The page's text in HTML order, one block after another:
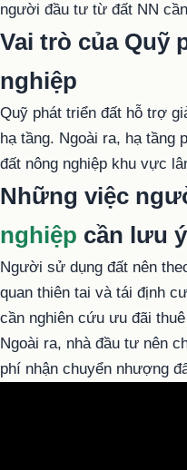
người đầu tư từ đất NN
Vai trò của Quỹ
nghiệp
Quỹ phát triển đất hỗ trợ
hạ tầng. Ngoài ra, hạ tầng
đất nông nghiệp khu vực
Những việc
nghiệp cần lưu ý
Người sử dụng đất nên
quan thiên tai và tái định
cần nghiên cứu ưu đãi
Ngoài ra, nhà đầu tư nên
phí nhận chuyển nhượng